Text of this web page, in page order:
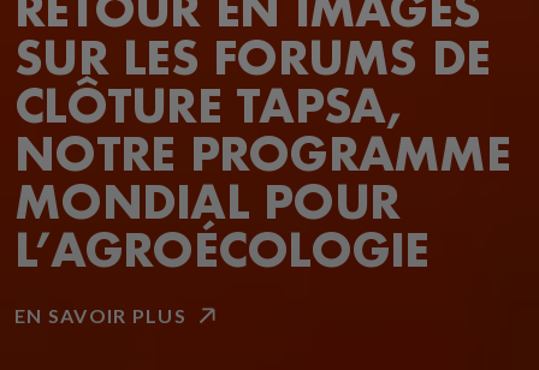
SUR LES FORUMS DE
CLÔTURE TAPSA,
NOTRE PROGRAMME
MONDIAL POUR
L’AGROÉCOLOGIE
EN SAVOIR PLUS